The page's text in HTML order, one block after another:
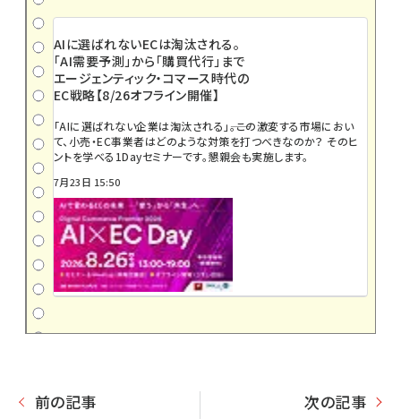
AIに選ばれないECは淘汰される。
「AI需要予測」から「購買代行」まで
エージェンティック・コマース時代の
EC戦略【8/26オフライン開催】
「AIに選ばれない企業は淘汰される」――。この激変する市場におい
て、小売・EC事業者はどのような対策を打つべきなのか？ そのヒ
ントを学べる1Dayセミナーです。懇親会も実施します。
7月23日 15:50
前の記事 次の記事